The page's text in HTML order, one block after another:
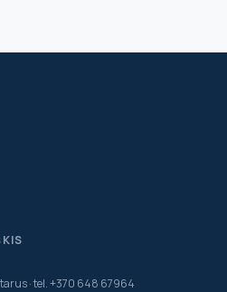
· tel. +370 648 67964